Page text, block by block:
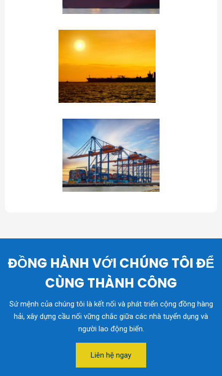
ĐỒNG HÀNH VỚI CHÚNG TÔI ĐỂ
CÙNG THÀNH CÔNG
Sứ mệnh của chúng tôi là kết nối và phát triển cộng đồng hàng
hải, xây dựng cầu nối vững chắc giữa các nhà tuyển dụng và
người lao động biển.
Liên hệ ngay